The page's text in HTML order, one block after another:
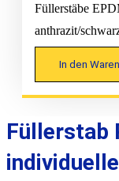
Füllerstäbe
anthrazit/
In den
Füllerstab